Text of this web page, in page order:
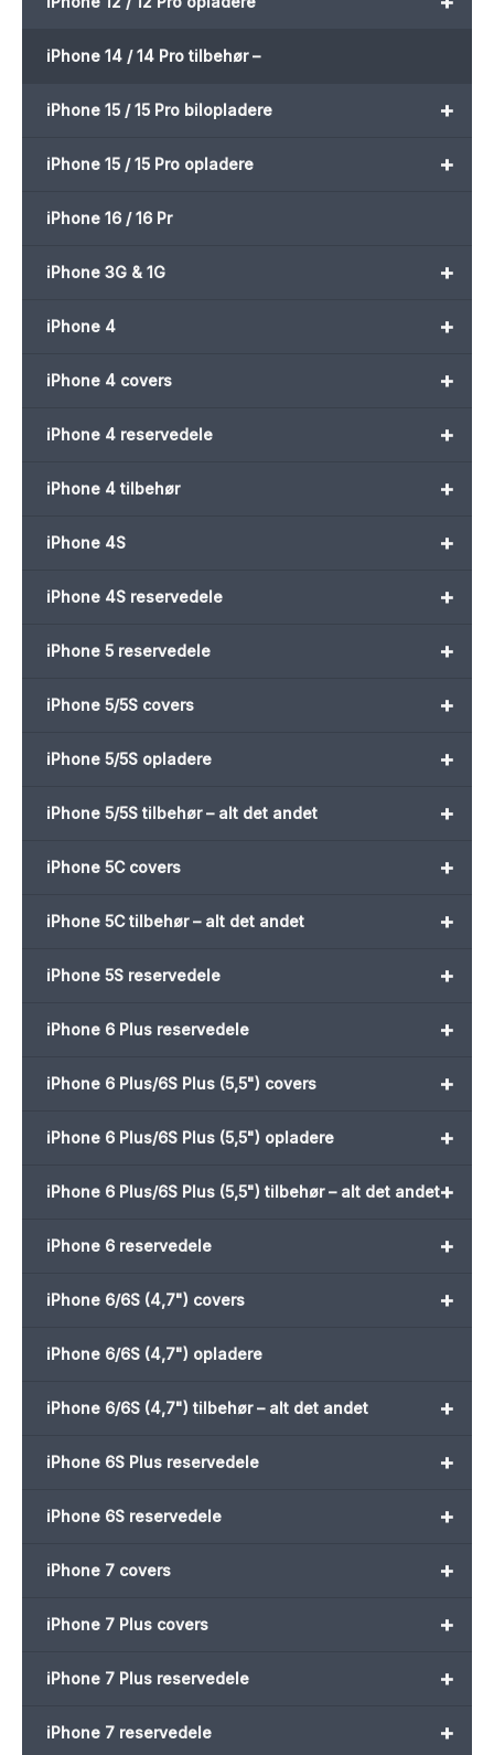
iPhone 14 / 14 Pro tilbehør –
+
iPhone 15 / 15 Pro bilopladere
+
iPhone 15 / 15 Pro opladere
iPhone 16 / 16 Pr
+
iPhone 3G & 1G
+
iPhone 4
+
iPhone 4 covers
+
iPhone 4 reservedele
+
iPhone 4 tilbehør
+
iPhone 4S
+
iPhone 4S reservedele
+
iPhone 5 reservedele
+
iPhone 5/5S covers
+
iPhone 5/5S opladere
+
iPhone 5/5S tilbehør – alt det andet
+
iPhone 5C covers
+
iPhone 5C tilbehør – alt det andet
+
iPhone 5S reservedele
+
iPhone 6 Plus reservedele
+
iPhone 6 Plus/6S Plus (5,5") covers
+
iPhone 6 Plus/6S Plus (5,5") opladere
+
iPhone 6 Plus/6S Plus (5,5") tilbehør – alt det andet
+
iPhone 6 reservedele
+
iPhone 6/6S (4,7") covers
iPhone 6/6S (4,7") opladere
+
iPhone 6/6S (4,7") tilbehør – alt det andet
+
iPhone 6S Plus reservedele
+
iPhone 6S reservedele
+
iPhone 7 covers
+
iPhone 7 Plus covers
+
iPhone 7 Plus reservedele
+
iPhone 7 reservedele